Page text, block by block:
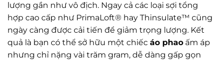
lượng gần như vô địch. Ngay cả các loại sợi tổng
hợp cao cấp như PrimaLoft® hay Thinsulate™ cũng
ngày càng được cải tiến để giảm trọng lượng. Kết
quả là bạn có thể sở hữu một chiếc áo phao ấm áp
nhưng chỉ nặng vài trăm gram, dễ dàng gấp gọn